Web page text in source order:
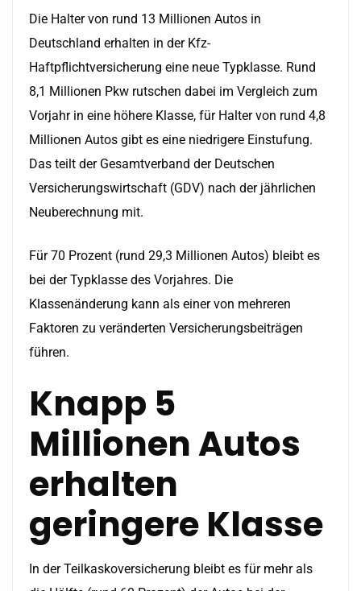
Die Halter von rund 13 Millionen Autos in
Deutschland erhalten in der Kfz-
Haftpflichtversicherung eine neue Typklasse. Rund
8,1 Millionen Pkw rutschen dabei im Vergleich zum
Vorjahr in eine höhere Klasse, für Halter von rund 4,8
Millionen Autos gibt es eine niedrigere Einstufung.
Das teilt der Gesamtverband der Deutschen
Versicherungswirtschaft (GDV) nach der jährlichen
Neuberechnung mit.
Für 70 Prozent (rund 29,3 Millionen Autos) bleibt es
bei der Typklasse des Vorjahres. Die
Klassenänderung kann als einer von mehreren
Faktoren zu veränderten Versicherungsbeiträgen
führen.
Knapp 5
Millionen Autos
erhalten
geringere Klasse
In der Teilkaskoversicherung bleibt es für mehr als